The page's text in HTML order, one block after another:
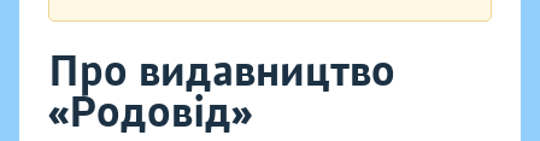
Про видавництво
«Родовід»